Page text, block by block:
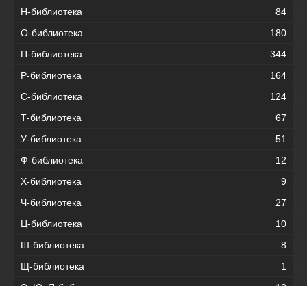
Н-библиотека
84
О-библиотека
180
П-библиотека
344
Р-библиотека
164
С-библиотека
124
Т-библиотека
67
У-библиотека
51
Ф-библиотека
12
Х-библиотека
9
Ч-библиотека
27
Ц-библиотека
10
Ш-библиотека
8
Щ-библиотека
1